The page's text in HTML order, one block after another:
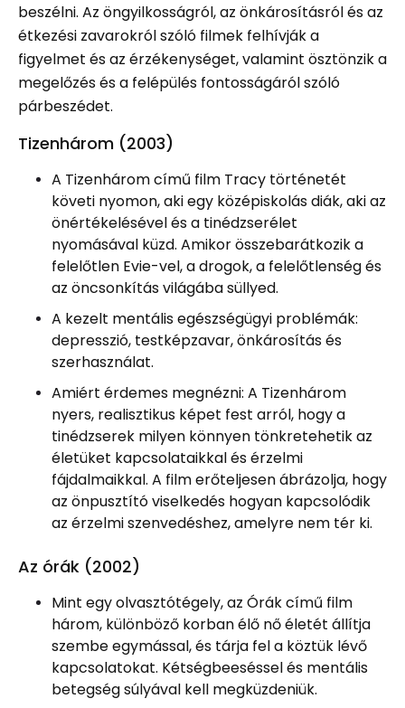
beszélni. Az öngyilkosságról, az önkárosításról és az
étkezési zavarokról szóló filmek felhívják a
figyelmet és az érzékenységet, valamint ösztönzik a
megelőzés és a felépülés fontosságáról szóló
párbeszédet.
Tizenhárom (2003)
A Tizenhárom című film Tracy történetét
követi nyomon, aki egy középiskolás diák, aki az
önértékelésével és a tinédzserélet
nyomásával küzd. Amikor összebarátkozik a
felelőtlen Evie-vel, a drogok, a felelőtlenség és
az öncsonkítás világába süllyed.
A kezelt mentális egészségügyi problémák:
depresszió, testképzavar, önkárosítás és
szerhasználat.
Amiért érdemes megnézni: A Tizenhárom
nyers, realisztikus képet fest arról, hogy a
tinédzserek milyen könnyen tönkretehetik az
életüket kapcsolataikkal és érzelmi
fájdalmaikkal. A film erőteljesen ábrázolja, hogy
az önpusztító viselkedés hogyan kapcsolódik
az érzelmi szenvedéshez, amelyre nem tér ki.
Az órák (2002)
Mint egy olvasztótégely, az Órák című film
három, különböző korban élő nő életét állítja
szembe egymással, és tárja fel a köztük lévő
kapcsolatokat. Kétségbeeséssel és mentális
betegség súlyával kell megküzdeniük.